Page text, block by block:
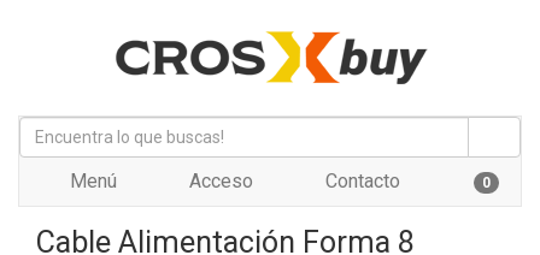
Menú Acceso Contacto 0
Cable Alimentación Forma 8